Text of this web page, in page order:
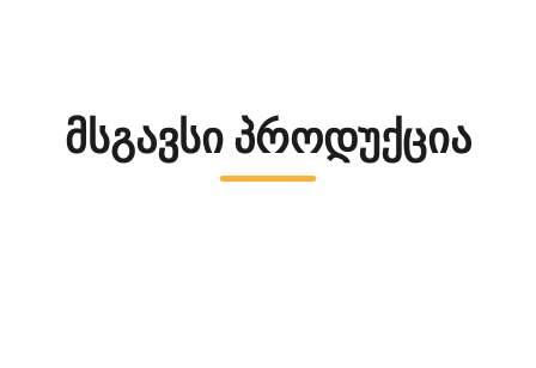
მსგავსი პროდუქცია